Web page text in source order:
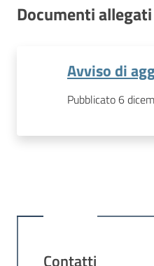
Documenti allegati
Avviso di
Pubblicato 6
Contatti